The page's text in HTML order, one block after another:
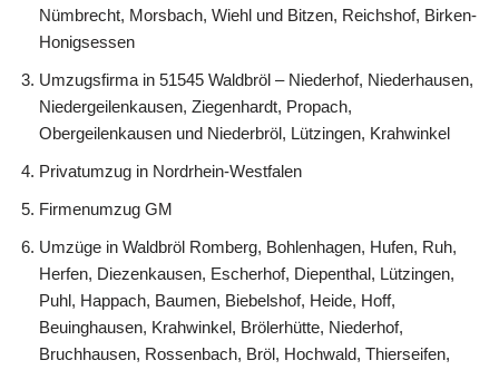
Nümbrecht, Morsbach, Wiehl und Bitzen, Reichshof, Birken-
Honigsessen
Umzugsfirma in 51545 Waldbröl – Niederhof, Niederhausen,
Niedergeilenkausen, Ziegenhardt, Propach,
Obergeilenkausen und Niederbröl, Lützingen, Krahwinkel
Privatumzug in Nordrhein-Westfalen
Firmenumzug GM
Umzüge in Waldbröl Romberg, Bohlenhagen, Hufen, Ruh,
Herfen, Diezenkausen, Escherhof, Diepenthal, Lützingen,
Puhl, Happach, Baumen, Biebelshof, Heide, Hoff,
Beuinghausen, Krahwinkel, Brölerhütte, Niederhof,
Bruchhausen, Rossenbach, Bröl, Hochwald, Thierseifen,